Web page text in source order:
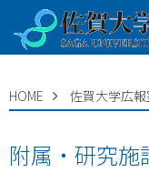
HOME 佐賀大学広報
附属・研究施